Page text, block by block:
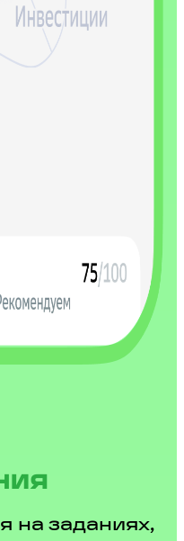
на заданиях,